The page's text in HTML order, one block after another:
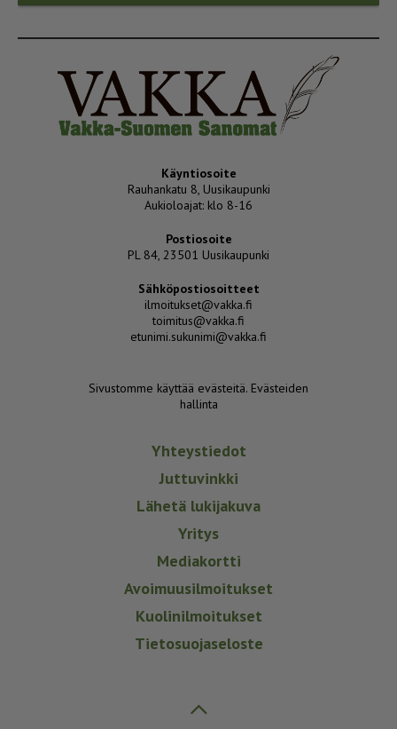
Käyntiosoite
Rauhankatu 8, Uusikaupunki
Aukioloajat: klo 8-16
Postiosoite
PL 84, 23501 Uusikaupunki
Sähköpostiosoitteet
ilmoitukset@vakka.fi
toimitus@vakka.fi
etunimi.sukunimi@vakka.fi
Sivustomme käyttää evästeitä. Evästeiden
hallinta
Yhteystiedot
Juttuvinkki
Lähetä lukijakuva
Yritys
Mediakortti
Avoimuusilmoitukset
Kuolinilmoitukset
Tietosuojaseloste